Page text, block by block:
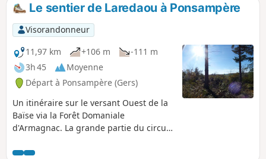
Le sentier de Laredaou à Ponsampère
Visorandonneur
11,97 km
+106 m
-111 m
3h 45
Moyenne
Départ à Ponsampère (Gers)
Un itinéraire sur le versant Ouest de la
Baïse via la Forêt Domaniale
d'Armagnac. La grande partie du circuit
voies carrossables.